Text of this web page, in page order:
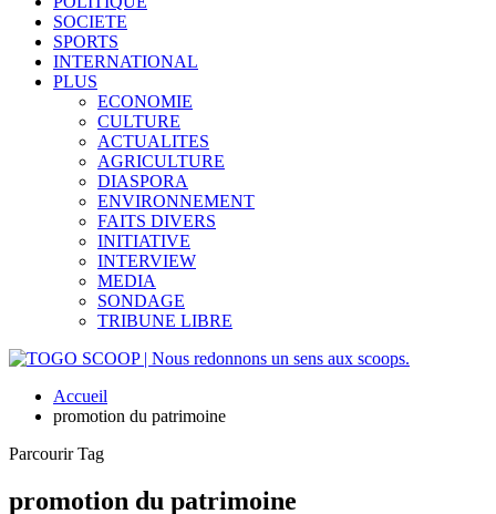
SOCIETE
SPORTS
INTERNATIONAL
PLUS
ECONOMIE
CULTURE
ACTUALITES
AGRICULTURE
DIASPORA
ENVIRONNEMENT
FAITS DIVERS
INITIATIVE
INTERVIEW
MEDIA
SONDAGE
TRIBUNE LIBRE
Accueil
promotion du patrimoine
Parcourir Tag
promotion du patrimoine